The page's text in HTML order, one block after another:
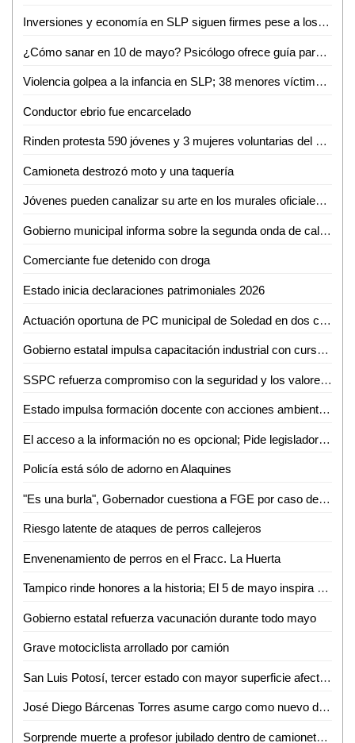
Inversiones y economía en SLP siguen firmes pese a los hechos en Sinaloa
¿Cómo sanar en 10 de mayo? Psicólogo ofrece guía para sobrellevar el duelo ante ausencia materna
Violencia golpea a la infancia en SLP; 38 menores víctimas del crimen organizado en solo tres meses
Conductor ebrio fue encarcelado
Rinden protesta 590 jóvenes y 3 mujeres voluntarias del Servicio Militar Nacional en Ciudad Valles
Camioneta destrozó moto y una taquería
Jóvenes pueden canalizar su arte en los murales oficiales del puerto: Mónica Villareal
Gobierno municipal informa sobre la segunda onda de calor en la región
Comerciante fue detenido con droga
Estado inicia declaraciones patrimoniales 2026
Actuación oportuna de PC municipal de Soledad en dos conatos de incendio
Gobierno estatal impulsa capacitación industrial con cursos especializados en mayo
SSPC refuerza compromiso con la seguridad y los valores nacionales
Estado impulsa formación docente con acciones ambientales y artísticas
El acceso a la información no es opcional; Pide legisladora mejorar atención a grupos vulnerables
Policía está sólo de adorno en Alaquines
"Es una burla", Gobernador cuestiona a FGE por caso de exfuncionario bajo arresto domiciliario
Riesgo latente de ataques de perros callejeros
Envenenamiento de perros en el Fracc. La Huerta
Tampico rinde honores a la historia; El 5 de mayo inspira el trabajo por la ciudad
Gobierno estatal refuerza vacunación durante todo mayo
Grave motociclista arrollado por camión
San Luis Potosí, tercer estado con mayor superficie afectada por incendios forestales
José Diego Bárcenas Torres asume cargo como nuevo director del Tec de Valles
Sorprende muerte a profesor jubilado dentro de camioneta en Aquismón